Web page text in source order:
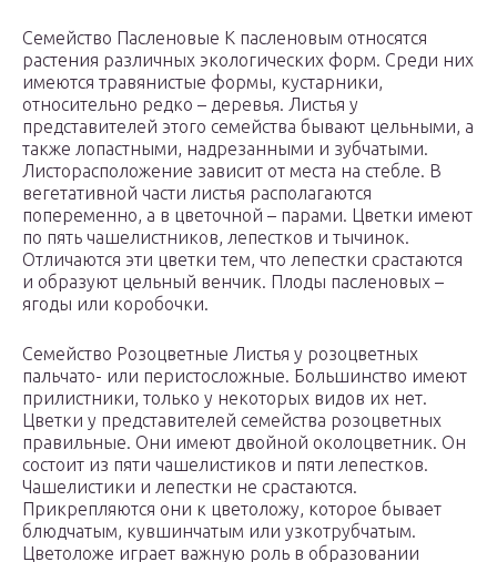
Семейство Пасленовые К пасленовым относятся
растения различных экологических форм. Среди них
имеются травянистые формы, кустарники,
относительно редко – деревья. Листья у
представителей этого семейства бывают цельными, а
также лопастными, надрезанными и зубчатыми.
Листорасположение зависит от места на стебле. В
вегетативной части листья располагаются
попеременно, а в цветочной – парами. Цветки имеют
по пять чашелистников, лепестков и тычинок.
Отличаются эти цветки тем, что лепестки срастаются
и образуют цельный венчик. Плоды пасленовых –
ягоды или коробочки.
Семейство Розоцветные Листья у розоцветных
пальчато- или перистосложные. Большинство имеют
прилистники, только у некоторых видов их нет.
Цветки у представителей семейства розоцветных
правильные. Они имеют двойной околоцветник. Он
состоит из пяти чашелистиков и пяти лепестков.
Чашелистики и лепестки не срастаются.
Прикрепляются они к цветоложу, которое бывает
блюдчатым, кувшинчатым или узкотрубчатым.
Цветоложе играет важную роль в образовании